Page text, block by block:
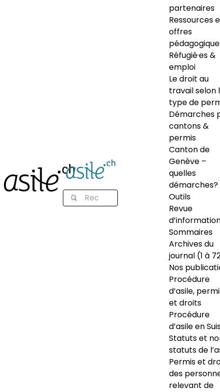
partenaires
Ressources
offres
Réfugié·es &
emploi
Le droit au
travail selon
type de
Démarches
cantons &
permis
Canton de
Genève –
quelles
démarches?
Outils
Revue
Sommaires
Archives du
journal (1 à
Nos
Procédure
d’asile,
et droits
Procédure
d’asile en
Statuts et
statuts de
Permis et
des
relevant de